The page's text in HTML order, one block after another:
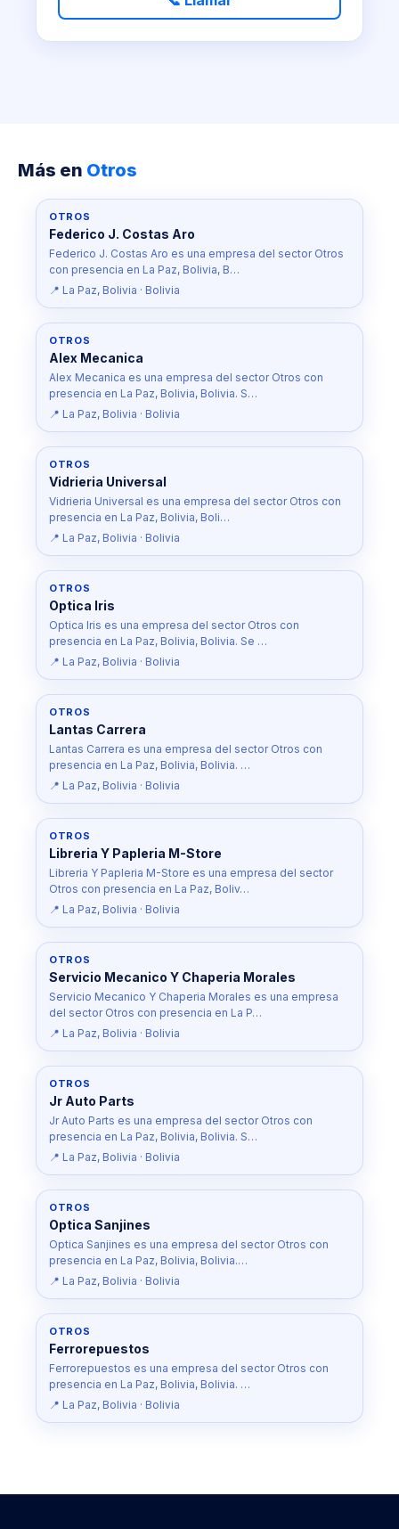
Más en Otros
OTROS
Federico J. Costas Aro
Federico J. Costas Aro es una empresa del sector Otros
con presencia en La Paz, Bolivia, B…
📍 La Paz, Bolivia · Bolivia
OTROS
Alex Mecanica
Alex Mecanica es una empresa del sector Otros con
presencia en La Paz, Bolivia, Bolivia. S…
📍 La Paz, Bolivia · Bolivia
OTROS
Vidrieria Universal
Vidrieria Universal es una empresa del sector Otros con
presencia en La Paz, Bolivia, Boli…
📍 La Paz, Bolivia · Bolivia
OTROS
Optica Iris
Optica Iris es una empresa del sector Otros con
presencia en La Paz, Bolivia, Bolivia. Se …
📍 La Paz, Bolivia · Bolivia
OTROS
Lantas Carrera
Lantas Carrera es una empresa del sector Otros con
presencia en La Paz, Bolivia, Bolivia. …
📍 La Paz, Bolivia · Bolivia
OTROS
Libreria Y Papleria M-Store
Libreria Y Papleria M-Store es una empresa del sector
Otros con presencia en La Paz, Boliv…
📍 La Paz, Bolivia · Bolivia
OTROS
Servicio Mecanico Y Chaperia Morales
Servicio Mecanico Y Chaperia Morales es una empresa
del sector Otros con presencia en La P…
📍 La Paz, Bolivia · Bolivia
OTROS
Jr Auto Parts
Jr Auto Parts es una empresa del sector Otros con
presencia en La Paz, Bolivia, Bolivia. S…
📍 La Paz, Bolivia · Bolivia
OTROS
Optica Sanjines
Optica Sanjines es una empresa del sector Otros con
presencia en La Paz, Bolivia, Bolivia.…
📍 La Paz, Bolivia · Bolivia
OTROS
Ferrorepuestos
Ferrorepuestos es una empresa del sector Otros con
presencia en La Paz, Bolivia, Bolivia. …
📍 La Paz, Bolivia · Bolivia